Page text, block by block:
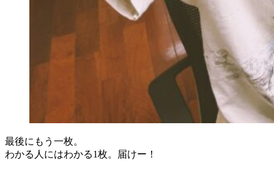
最後にもう一枚。
わかる人にはわかる1枚。届けー！